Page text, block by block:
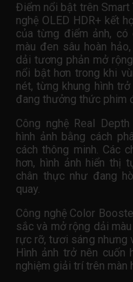
Điểm nổi bật trên Smart
nghệ OLED HDR+ kết
của từng điểm ảnh,
màu đen sâu hoàn
dải tương phản mở
nổi bật hơn trong khi
nét, từng khung hình
đang thưởng thức phim
Công nghệ Real
hình ảnh bằng cách
cách thông minh. Các
hơn, hình ảnh hiển thị
chân thực như đang
quay.
Công nghệ Color
sắc và mở rộng dải
rực rỡ, tươi sáng nhưng
Hình ảnh trở nên cuốn
nghiệm giải trí trên màn